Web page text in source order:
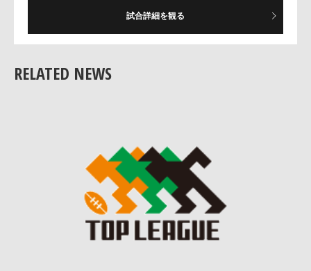
女子セブンズ 日本代表セレクシ
アフターマッチ・ファンクション
試合詳細を観る
RELATED NEWS